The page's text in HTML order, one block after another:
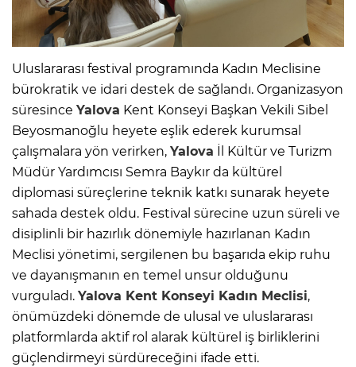
Uluslararası festival programında Kadın Meclisine
bürokratik ve idari destek de sağlandı. Organizasyon
süresince Yalova Kent Konseyi Başkan Vekili Sibel
Beyosmanoğlu heyete eşlik ederek kurumsal
çalışmalara yön verirken, Yalova İl Kültür ve Turizm
Müdür Yardımcısı Semra Baykır da kültürel
diplomasi süreçlerine teknik katkı sunarak heyete
sahada destek oldu. Festival sürecine uzun süreli ve
disiplinli bir hazırlık dönemiyle hazırlanan Kadın
Meclisi yönetimi, sergilenen bu başarıda ekip ruhu
ve dayanışmanın en temel unsur olduğunu
vurguladı. Yalova Kent Konseyi Kadın Meclisi,
önümüzdeki dönemde de ulusal ve uluslararası
platformlarda aktif rol alarak kültürel iş birliklerini
güçlendirmeyi sürdüreceğini ifade etti.